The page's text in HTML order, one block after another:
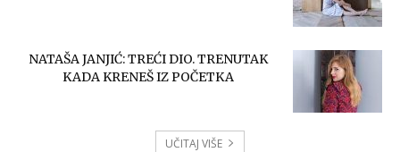
NATAŠA JANJIĆ: TREĆI DIO. TRENUTAK
KADA KRENEŠ IZ POČETKA
UČITAJ VIŠE